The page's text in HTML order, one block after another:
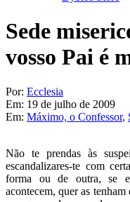
Sede
vosso Pai é
Por: Ecclesia
Em: 19 de julho de 2009
Em: Máximo, o Confessor,
Não te prendas às
escandalizares-te com
forma ou de outra, se
acontecem, quer as